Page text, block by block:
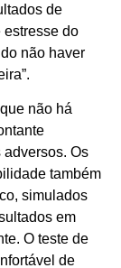
de
estresse do
não haver
não há
Os
também
simulados
em
O teste de
de